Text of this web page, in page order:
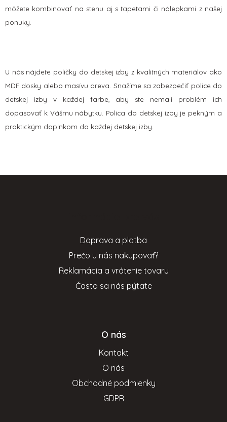
môžete kombinovať na stenu aj s tapetami či nálepkami z našej
ponuky.
U nás nájdete poličky do detskej izby z kvalitných materiálov ako
MDF dosky alebo masívu dreva. Snažíme sa zabezpečiť police do
detskej izby v každej farbe, aby ste nemali problém ich
dopasovať k Vášmu nábytku. Polica do detskej izby je pekným a
praktickým doplnkom do každej detskej izby.
Doprava a platba
Prečo u nás nakupovať?
Reklamácia a vrátenie tovaru
Často sa nás pýtate
O nás
Kontakt
O nás
Obchodné podmienky
GDPR